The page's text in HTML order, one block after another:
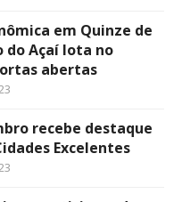
em Quinze de
do Açaí lota no
abertas
recebe destaque
Excelentes